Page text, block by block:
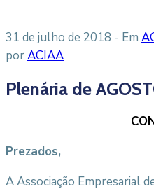
31 de julho de 2018 - Em
porACIAA
Plenária de
Prezados,
A Associação Empresarial